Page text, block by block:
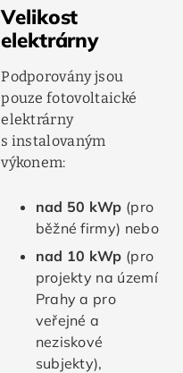
Velikost
elektrárny
Podporovány jsou
pouze fotovoltaické
elektrárny
s instalovaným
výkonem:
nad 50 kWp (pro
běžné firmy) nebo
nad 10 kWp (pro
projekty na území
Prahy a pro
veřejné a
neziskové
subjekty),